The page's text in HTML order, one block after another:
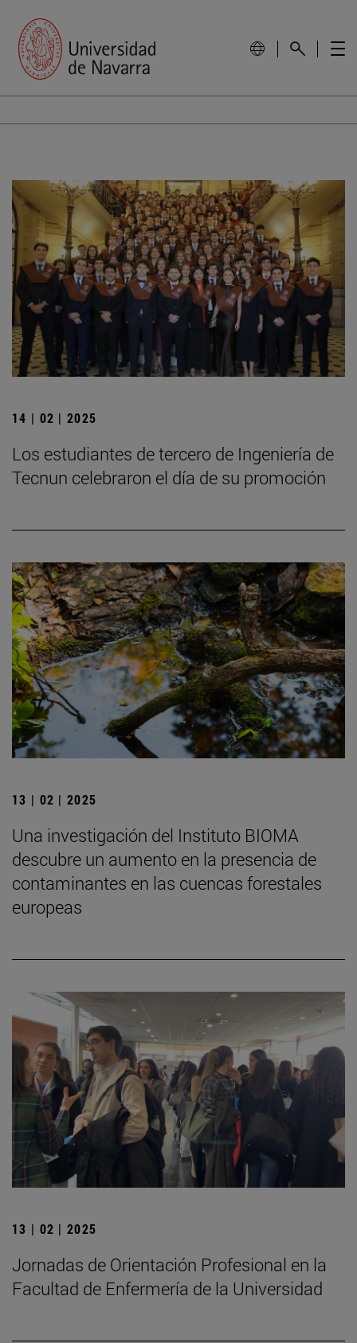
14 | 02 | 2025
Los estudiantes de tercero de Ingeniería de
Tecnun celebraron el día de su promoción
13 | 02 | 2025
Una investigación del Instituto BIOMA
descubre un aumento en la presencia de
contaminantes en las cuencas forestales
europeas
13 | 02 | 2025
Jornadas de Orientación Profesional en la
Facultad de Enfermería de la Universidad